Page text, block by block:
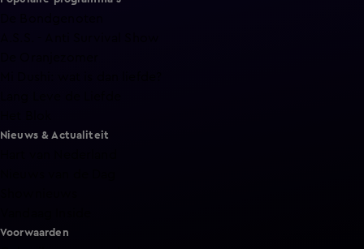
Nieuws & Actualiteit
Voorwaarden